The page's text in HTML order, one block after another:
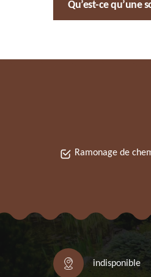
Qu’est-ce qu’une
Ramonage de
indisponible